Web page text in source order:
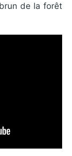
de la forêt